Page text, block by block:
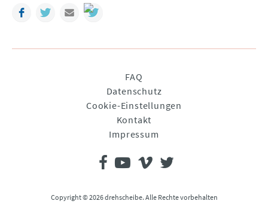
FacebookTwitterMail
FAQ
Datenschutz
Cookie-Einstellungen
Kontakt
Impressum
Copyright © 2026 drehscheibe. Alle Rechte vorbehalten